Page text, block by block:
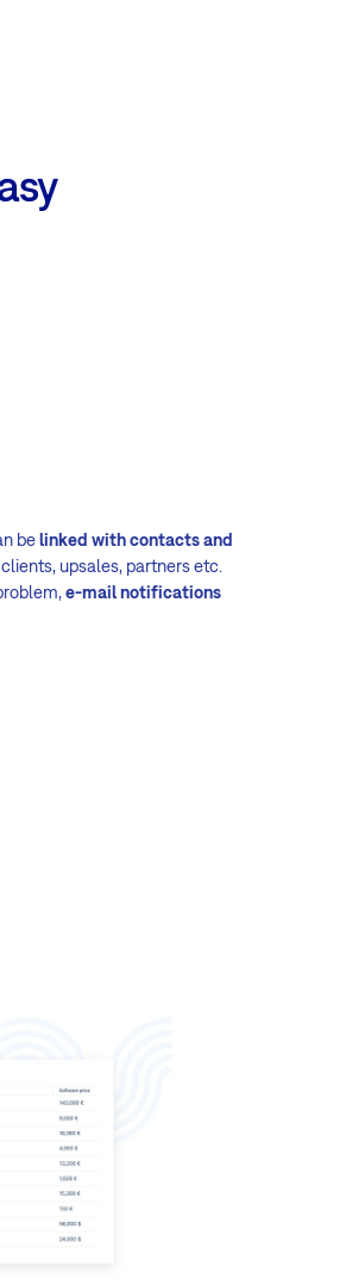
belinked with contacts and
upsales, partners etc.
e-mail notifications